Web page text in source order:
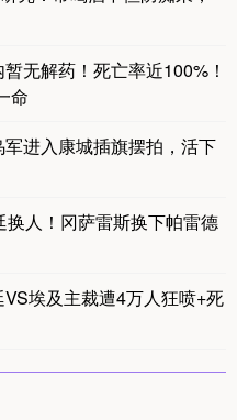
无解药！死亡率近100%！
命
进入康城插旗摆拍，活下
人！冈萨雷斯换下帕雷德
埃及主裁遭4万人狂喷+死